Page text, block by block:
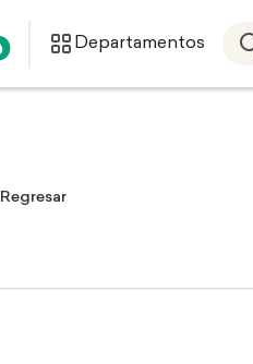
Departamentos
Regresar